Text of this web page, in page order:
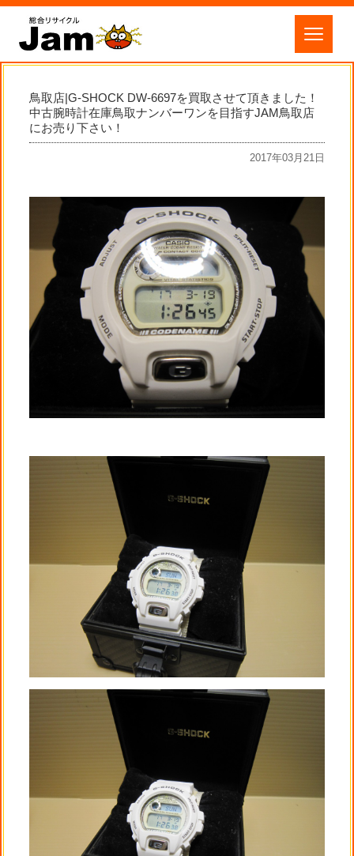
鳥取店|G-SHOCK DW-6697を買取させて頂きました！
中古腕時計在庫鳥取ナンバーワンを目指すJAM鳥取店
にお売り下さい！
2017年03月21日